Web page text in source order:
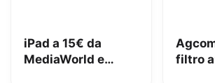
iPad a 15€ da
MediaWorld e
filtro